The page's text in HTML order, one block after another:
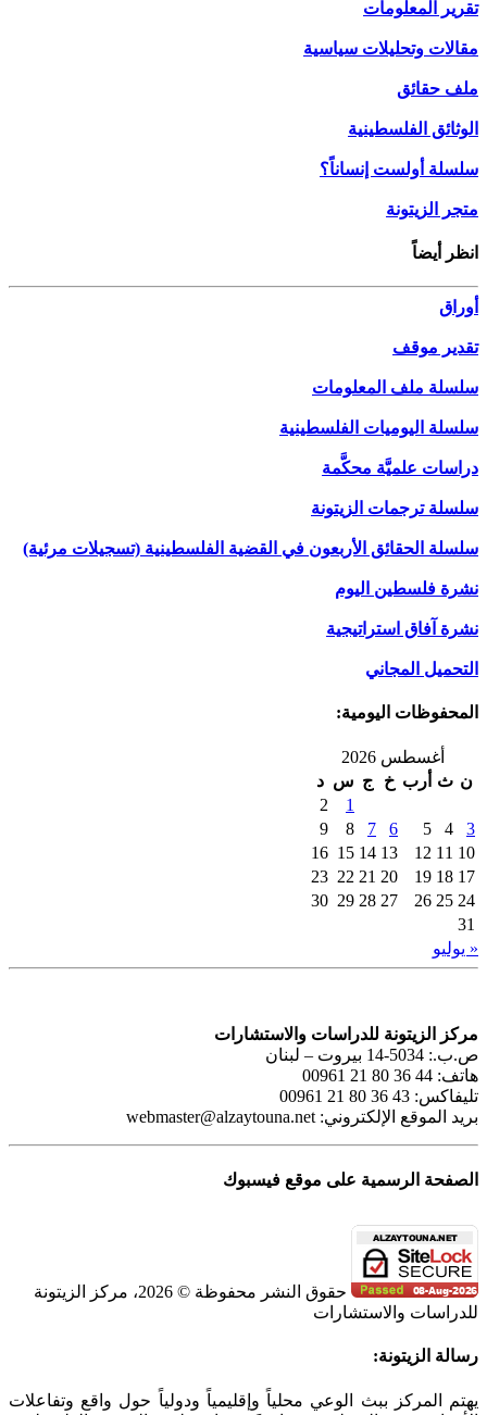
تقرير المعلومات
مقالات وتحليلات سياسية
ملف حقائق
الوثائق الفلسطينية
سلسلة أولست إنساناً؟
متجر الزيتونة
انظر أيضاً
أوراق
تقدير موقف
سلسلة ملف المعلومات
سلسلة اليوميات الفلسطينية
دراسات علميَّة محكَّمة
سلسلة ترجمات الزيتونة
سلسلة الحقائق الأربعون في القضية الفلسطينية (تسجيلات مرئية)
نشرة فلسطين اليوم
نشرة آفاق استراتيجية
التحميل المجاني
المحفوظات اليومية:
أغسطس 2026
ن ث أرب خ ج س د
1
2
3
4
5
6
7
8
9
10
11
12
13
14
15
16
17
18
19
20
21
22
23
24
25
26
27
28
29
30
31
« يوليو
مركز الزيتونة للدراسات والاستشارات
ص.ب.: 5034-14 بيروت – لبنان
هاتف: 44 36 80 21 00961
تليفاكس: 43 36 80 21 00961
بريد الموقع الإلكتروني: webmaster@alzaytouna.net
الصفحة الرسمية على موقع فيسبوك
حقوق النشر محفوظة © 2026، مركز الزيتونة
للدراسات والاستشارات
Toggle
Bar
رسالة الزيتونة:
يهتم المركز ببث الوعي محلياً وإقليمياً ودولياً حول واقع وتفاعلات